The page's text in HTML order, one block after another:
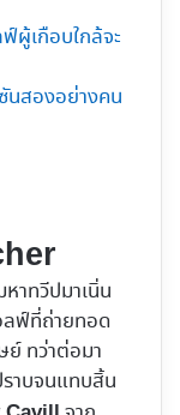
ผู้เกือบใกล้จะ
นสองอย่างคน
าทวีปมาเนิ่น
ลฟ์ที่ถ่ายทอด
ย์ ทว่าต่อมา
าบจนแทบสิ้น